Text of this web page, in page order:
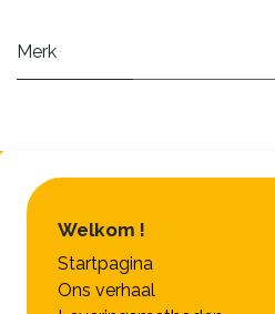
Merk
Welkom !
Startpagina
Ons verhaal